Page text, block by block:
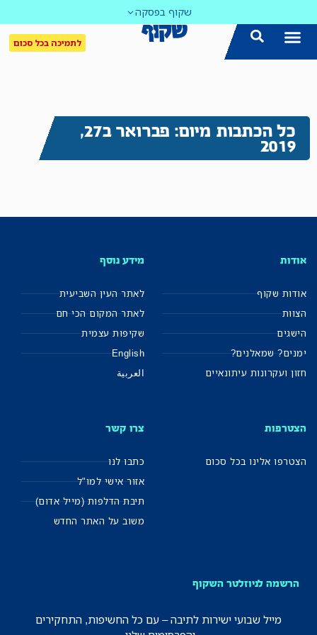
שקוף בפסקה
לתמיכה בכל סכום
כל הכתבות מיום: פברואר ב27,
2019
אודות
אודות שקוף
הצוות
הישגים
ימנים? שמאלנים?
חזון ועקרונות עיתונאיים
מידע נוסף
לאתר העין השביעית
לאתר המקום הכי חם
שקיפות עצמית
English
العربية
הצטרפות
הצטרפו אלינו בכל סכום
צרו קשר
כתבו לנו
אזור אישי למו"ל
תיבת הדלפות (מייל אדום)
משוב על האתר החדש
הרשמה לניוזלטר השקוף
מייל שבועי ישירות לתיבה – עם כל החשיפות, התחקירים